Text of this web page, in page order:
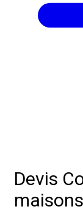
Devis
maisons